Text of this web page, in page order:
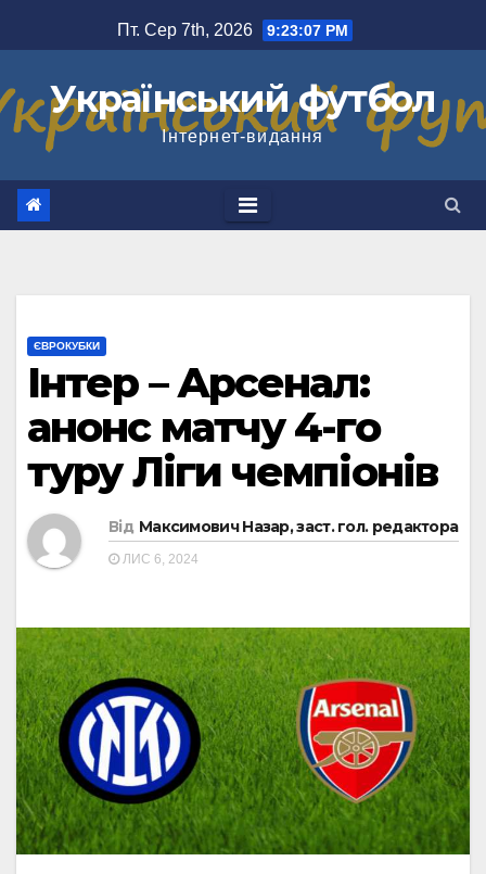
до
Пт. Сер 7th, 2026 9:23:08 PM
Український футбол
Інтернет-видання
ЄВРОКУБКИ
Інтер – Арсенал:
анонс матчу 4-го
туру Ліги чемпіонів
Від Максимович Назар, заст. гол. редактора
ЛИС 6, 2024